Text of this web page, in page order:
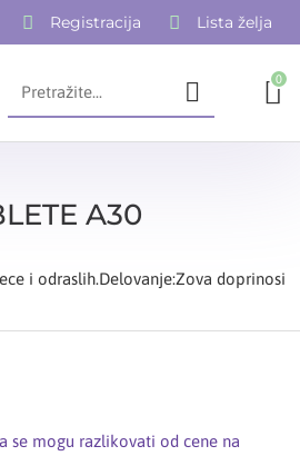
Registracija Lista želja
0
A30
i odraslih.Delovanje:Zova doprinosi
se mogu razlikovati od cene na